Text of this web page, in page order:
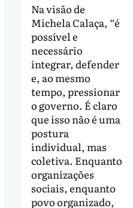
Na visão de
Michela Calaça, “é
possível e
necessário
integrar, defender
e, ao mesmo
tempo, pressionar
o governo. É claro
que isso não é uma
postura
individual, mas
coletiva. Enquanto
organizações
sociais, enquanto
povo organizado,